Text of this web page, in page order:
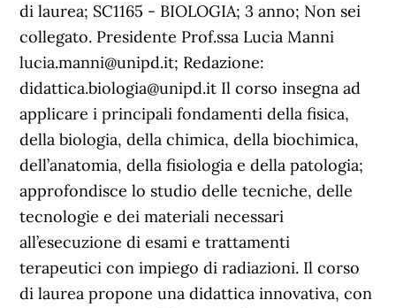
di laurea; SC1165 - BIOLOGIA; 3 anno; Non sei
collegato. Presidente Prof.ssa Lucia Manni
lucia.manni@unipd.it; Redazione:
didattica.biologia@unipd.it Il corso insegna ad
applicare i principali fondamenti della fisica,
della biologia, della chimica, della biochimica,
dell’anatomia, della fisiologia e della patologia;
approfondisce lo studio delle tecniche, delle
tecnologie e dei materiali necessari
all’esecuzione di esami e trattamenti
terapeutici con impiego di radiazioni. Il corso
di laurea propone una didattica innovativa, con